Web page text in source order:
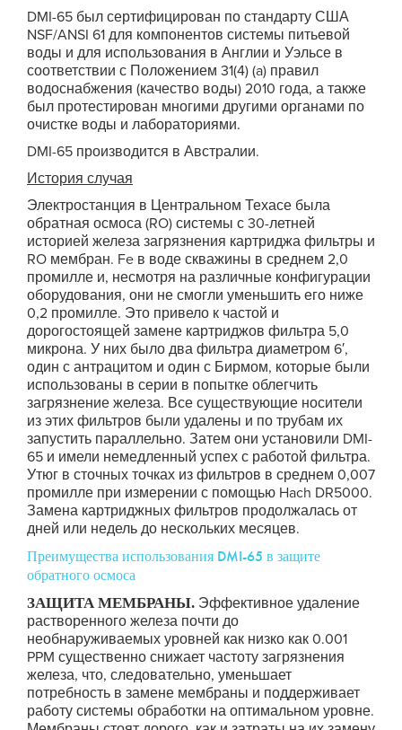
DMI-65 был сертифицирован по стандарту США
NSF/ANSI 61 для компонентов системы питьевой
воды и для использования в Англии и Уэльсе в
соответствии с Положением 31(4) (a) правил
водоснабжения (качество воды) 2010 года, а также
был протестирован многими другими органами по
очистке воды и лабораториями.
DMI-65 производится в Австралии.
История случая
Электростанция в Центральном Техасе была
обратная осмоса (RO) системы с 30-летней
историей железа загрязнения картриджа фильтры и
RO мембран. Fe в воде скважины в среднем 2,0
промилле и, несмотря на различные конфигурации
оборудования, они не смогли уменьшить его ниже
0,2 промилле. Это привело к частой и
дорогостоящей замене картриджов фильтра 5,0
микрона. У них было два фильтра диаметром 6′,
один с антрацитом и один с Бирмом, которые были
использованы в серии в попытке облегчить
загрязнение железа. Все существующие носители
из этих фильтров были удалены и по трубам их
запустить параллельно. Затем они установили DMI-
65 и имели немедленный успех с работой фильтра.
Утюг в сточных точках из фильтров в среднем 0,007
промилле при измерении с помощью Hach DR5000.
Замена картриджных фильтров продолжалась от
дней или недель до нескольких месяцев.
Преимущества использования DMI-65 в защите
обратного осмоса
ЗАЩИТА МЕМБРАНЫ. Эффективное удаление
растворенного железа почти до
необнаруживаемых уровней как низко как 0.001
PPM существенно снижает частоту загрязнения
железа, что, следовательно, уменьшает
потребность в замене мембраны и поддерживает
работу системы обработки на оптимальном уровне.